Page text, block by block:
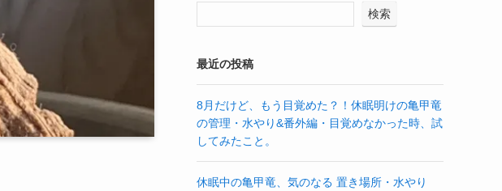
検索
最近の投稿
8月だけど、もう目覚めた？！休眠明けの亀甲竜
の管理・水やり&番外編・目覚めなかった時、試
してみたこと。
休眠中の亀甲竜、気のなる 置き場所・水やり